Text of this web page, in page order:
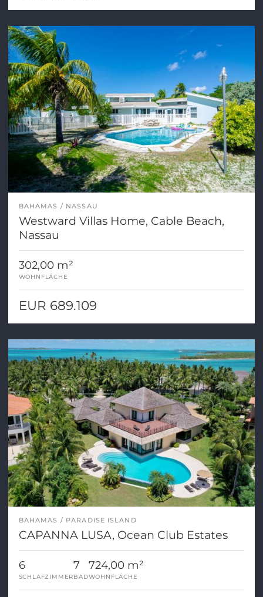
BAHAMAS NASSAU
Westward Villas Home, Cable Beach,
Nassau
302,00 m²
WOHNFLÄCHE
EUR 689.109
BAHAMAS PARADISE ISLAND
CAPANNA LUSA, Ocean Club Estates
6
SCHLAFZIMMER
7
BAD
724,00 m²
WOHNFLÄCHE